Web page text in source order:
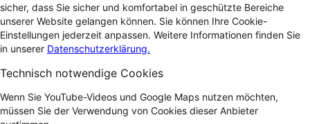
sicher, dass Sie sicher und komfortabel in geschützte Bereiche
unserer Website gelangen können. Sie können Ihre Cookie-
Einstellungen jederzeit anpassen. Weitere Informationen finden Sie
in unserer Datenschutzerklärung.
Technisch notwendige Cookies
Wenn Sie YouTube-Videos und Google Maps nutzen möchten,
müssen Sie der Verwendung von Cookies dieser Anbieter